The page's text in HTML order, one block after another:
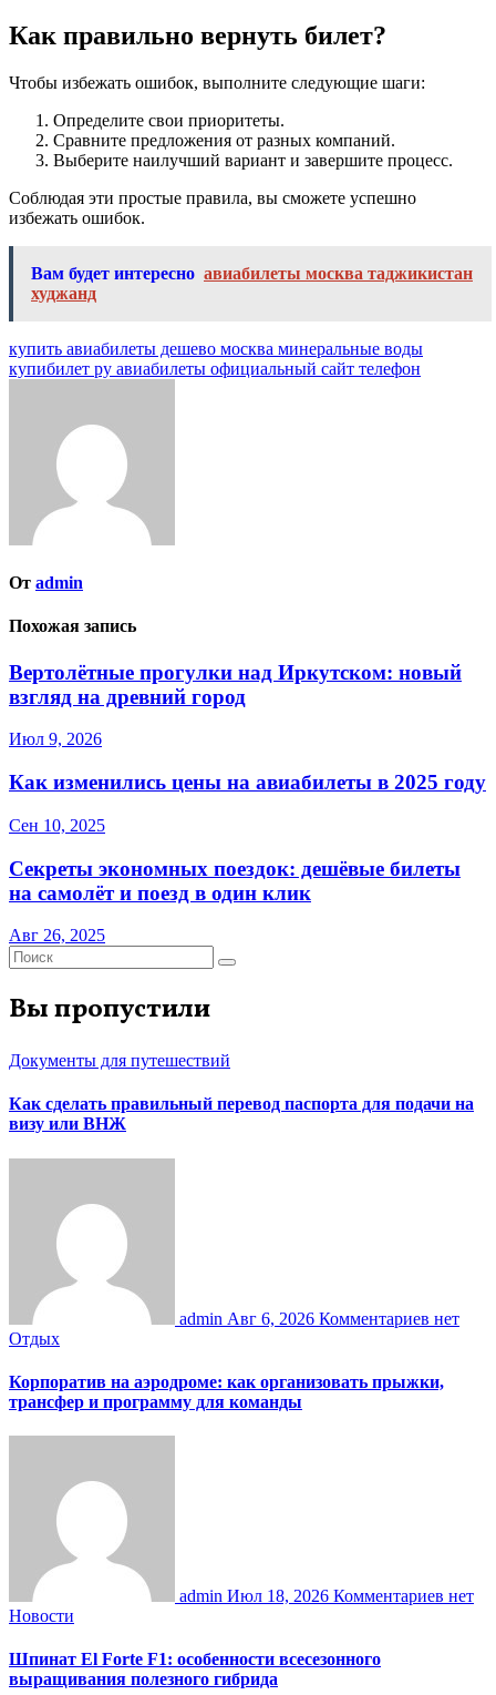
Как правильно вернуть билет?
Чтобы избежать ошибок, выполните следующие шаги:
Определите свои приоритеты.
Сравните предложения от разных компаний.
Выберите наилучший вариант и завершите процесс.
Соблюдая эти простые правила, вы сможете успешно
избежать ошибок.
Вам будет интересно авиабилеты москва таджикистан
худжанд
Навигация
по
купить авиабилеты дешево москва минеральные воды
купибилет ру авиабилеты официальный сайт телефон
От admin
Похожая запись
Вертолётные прогулки над Иркутском: новый
взгляд на древний город
Июл 9, 2026
Как изменились цены на авиабилеты в 2025 году
Сен 10, 2025
Секреты экономных поездок: дешёвые билеты
на самолёт и поезд в один клик
Авг 26, 2025
Вы пропустили
Документы для путешествий
Как сделать правильный перевод паспорта для подачи на
визу или ВНЖ
admin Авг 6, 2026 Комментариев нет
Отдых
Корпоратив на аэродроме: как организовать прыжки,
трансфер и программу для команды
admin Июл 18, 2026 Комментариев нет
Новости
Шпинат El Forte F1: особенности всесезонного
выращивания полезного гибрида